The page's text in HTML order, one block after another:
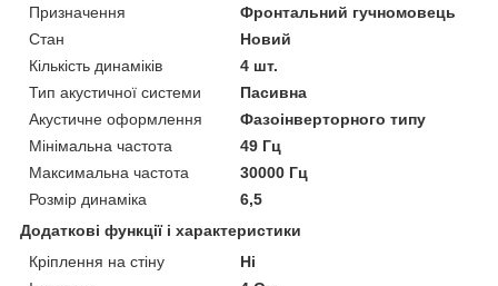
Призначення
Фронтальний гучномовець
Стан
Новий
Кількість динаміків
4 шт.
Тип акустичної системи
Пасивна
Акустичне оформлення
Фазоінверторного типу
Мінімальна частота
49 Гц
Максимальна частота
30000 Гц
Розмір динаміка
6,5
Додаткові функції і характеристики
Кріплення на стіну
Ні